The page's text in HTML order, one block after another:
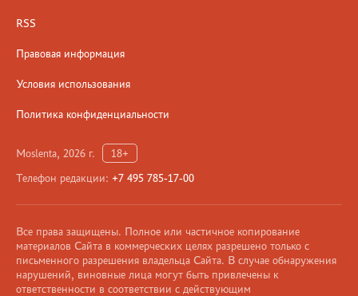
RSS
Правовая информация
Условия использования
Политика конфиденциальности
Moslenta, 2026 г.
18+
Телефон редакции: +7 495 785-17-00
Все права защищены. Полное или частичное копирование
материалов Сайта в коммерческих целях разрешено только с
письменного разрешения владельца Сайта. В случае обнаружения
нарушений, виновные лица могут быть привлечены к
ответственности в соответствии с действующим